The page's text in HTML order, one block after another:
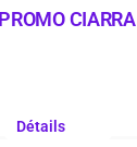
CIARRA
Détails